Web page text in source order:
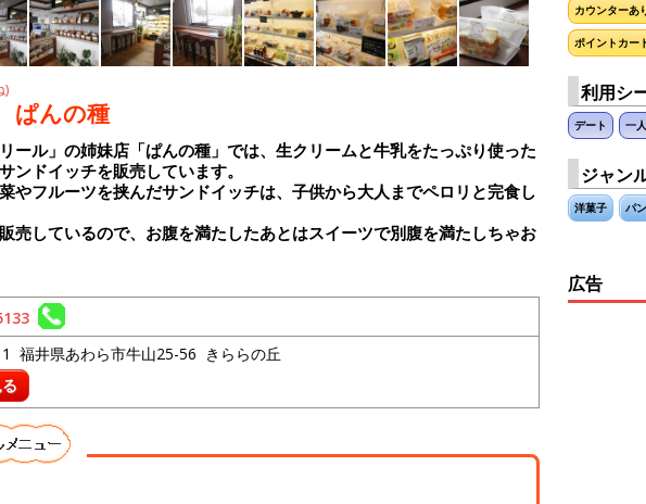
)
ぱんの種
ール」の姉妹店「ぱんの種」では、生クリームと牛乳をたっぷり使った
ンドイッチを販売しています。
やフルーツを挟んだサンドイッチは、子供から大人までペロリと完食し
売しているので、お腹を満たしたあとはスイーツで別腹を満たしちゃお
福井県あわら市牛山25-56 きららの丘
カウンターあ
ポイントカー
利用シ
デート 一
ジャン
洋菓子 パン
広告